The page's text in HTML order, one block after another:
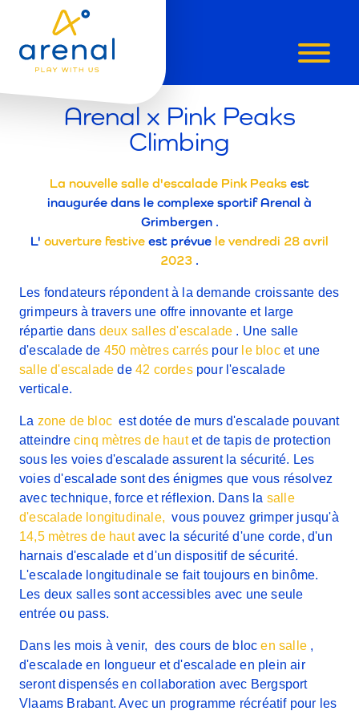
ARENAL
X
PINK
PEAKS
CLIMBING
Arenal x Pink Peaks
Climbing
La nouvelle salle d'escalade Pink Peaks est
inaugurée dans le complexe sportif Arenal à
Grimbergen .
L' ouverture festive est prévue le vendredi 28 avril
2023 .
Les fondateurs répondent à la demande croissante des
grimpeurs à travers une offre innovante et large
répartie dans deux salles d'escalade . Une salle
d'escalade de 450 mètres carrés pour le blocet une
salle d'escalade de42 cordespour l'escalade
verticale.
La zone de bloc est dotée de murs d'escalade pouvant
atteindre cinq mètres de hautet de tapis de protection
sous les voies d'escalade assurent la sécurité. Les
voies d'escalade sont des énigmes que vous résolvez
avec technique, force et réflexion. Dans la salle
d'escalade longitudinale, vous pouvez grimper jusqu'à
14,5 mètres de hautavec la sécurité d'une corde, d'un
harnais d'escalade et d'un dispositif de sécurité.
L'escalade longitudinale se fait toujours en binôme.
Les deux salles sont accessibles avec une seule
entrée ou pass.
Dans les mois à venir, des cours de blocen salle ,
d'escalade en longueur et d'escalade en plein air
seront dispensés en collaboration avec Bergsport
Vlaams Brabant. Avec un programme récréatif pour les